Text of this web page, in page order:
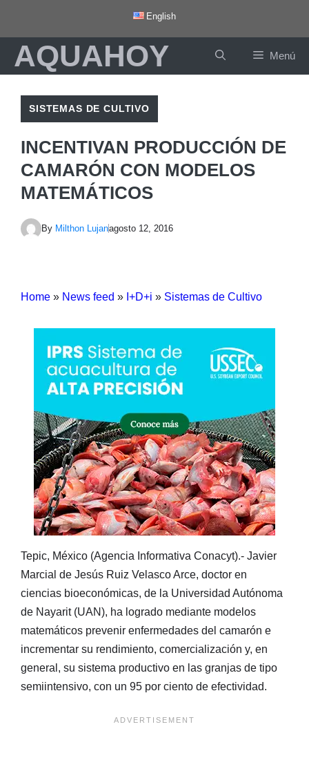
contenido
English
AQUAHOY Menú
SISTEMAS DE CULTIVO
INCENTIVAN PRODUCCIÓN DE
CAMARÓN CON MODELOS
MATEMÁTICOS
By Milthon Lujanagosto 12, 2016
Home » News feed » I+D+i » Sistemas de Cultivo
Tepic, México (Agencia Informativa Conacyt).- Javier
Marcial de Jesús Ruiz Velasco Arce, doctor en
ciencias bioeconómicas, de la Universidad Autónoma
de Nayarit (UAN), ha logrado mediante modelos
matemáticos prevenir enfermedades del camarón e
incrementar su rendimiento, comercialización y, en
general, su sistema productivo en las granjas de tipo
semiintensivo, con un 95 por ciento de efectividad.